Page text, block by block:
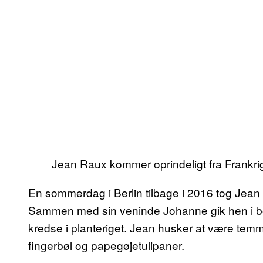
Jean Raux kommer oprindeligt fra
En sommerdag i Berlin tilbage i 2016 tog
Sammen med sin veninde Johanne gik hen i
kredse i planteriget. Jean husker at være
fingerbøl og papegøjetulipaner.